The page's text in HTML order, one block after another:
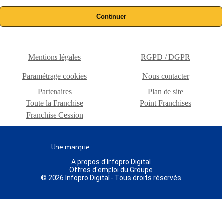
Continuer
Mentions légales RGPD / DGPR
Paramétrage cookies
Nous contacter
Partenaires
Plan de site
Toute la Franchise
Point Franchises
Franchise Cession
Une marque
A propos d'Infopro Digital
Offres d'emploi du Groupe
© 2026 Infopro Digital - Tous droits réservés